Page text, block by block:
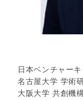
日本ベンチャー
名古屋大学 学術
大阪大学 共創機